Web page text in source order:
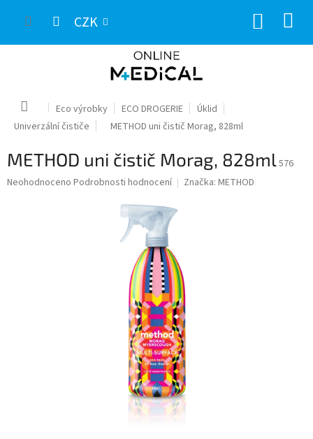
CZK
Domů Eco výrobky ECO DROGERIE
Úklid
Univerzální čističe
METHOD uni čistič Morag, 828ml
METHOD uni čistič Morag, 828ml576
Průměrné
Neohodnoceno Podrobnosti hodnocení Značka: METHOD